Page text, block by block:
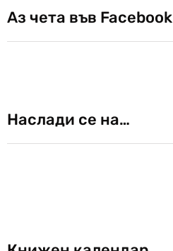
Аз чета във Facebook
Наслади се на…